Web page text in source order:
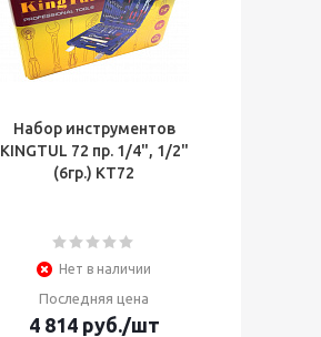
Набор инструментов
KINGTUL 72 пр. 1/4", 1/2"
(6гр.) КТ72
Нет в наличии
Последняя цена
4 814руб./шт